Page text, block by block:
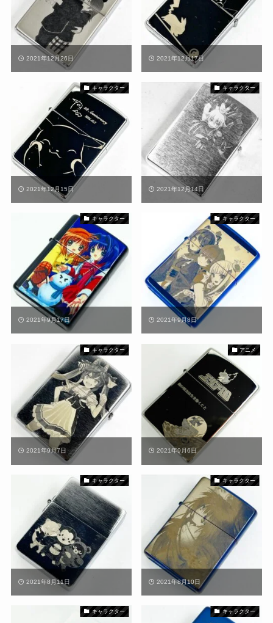
2021年12月26日 2021年12月17日
キャラクター
2021年12月15日
キャラクター
2021年12月14日
キャラクター
2021年9月17日
キャラクター
2021年9月8日
キャラクター
2021年9月7日
アニメ
2021年9月6日
キャラクター
2021年8月11日
キャラクター
2021年8月10日
キャラクター キャラクター